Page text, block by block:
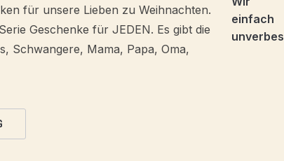
für unsere Lieben zu Weihnachten.
Geschenke für JEDEN. Es gibt die
Schwangere, Mama, Papa, Oma,